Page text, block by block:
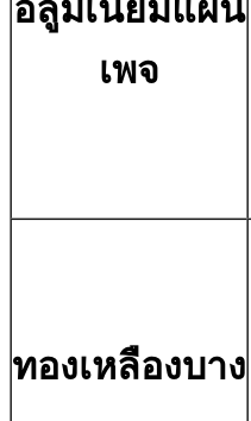
อลูมิเนียมแผ่น
เพจ
ทองเหลืองบาง